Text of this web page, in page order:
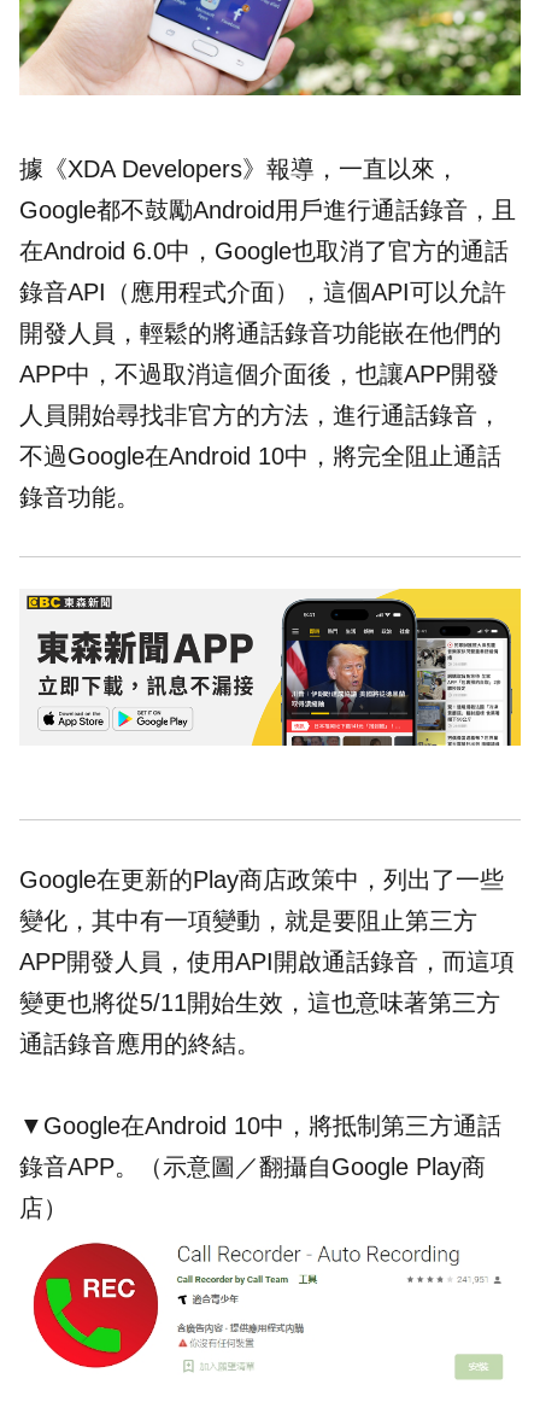
據《XDA Developers》報導，一直以來，
Google都不鼓勵Android用戶進行通話錄音 ，且
在Android 6.0中，Google也取消了官方的通話
錄音API（應用程式介面），這個API可以允許
開發人員，輕鬆的將通話錄音功能嵌在他們的
APP中，不過取消這個介面後，也讓APP開發
人員開始尋找非官方的方法，進行通話錄音，
不過Google在Android 10中，將完全阻止通話
錄音功能。
Google在更新的Play商店政策中，列出了一些
變化，其中有一項變動，就是要阻止第三方
APP開發人員，使用API開啟通話錄音，而這項
變更也將從5/11開始生效，這也意味著第三方
通話錄音應用的終結。
▼Google在Android 10中，將抵制第三方通話
錄音APP。（示意圖／翻攝自Google Play商
店）